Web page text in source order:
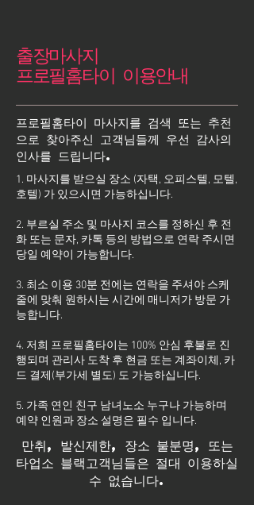
출장마사지
프로필홈타이 이용안내
프로필홈타이 마사지를 검색 또는 추천
으로 찾아주신 고객님들께 우선 감사의
인사를 드립니다.
1. 마사지를 받으실 장소 (자택, 오피스텔, 모텔,
호텔) 가 있으시면 가능하십니다.
2. 부르실 주소 및 마사지 코스를 정하신 후 전
화 또는 문자, 카톡 등의 방법으로 연락 주시면
당일 예약이 가능합니다.
3. 최소 이용 30분 전에는 연락을 주셔야 스케
줄에 맞춰 원하시는 시간에 매니저가 방문 가
능합니다.
4. 저희 프로필홈타이는 100% 안심 후불로 진
행되며 관리사 도착 후 현금 또는 계좌이체, 카
드 결제(부가세 별도) 도 가능하십니다.
5. 가족 연인 친구 남녀노소 누구나 가능하며
예약 인원과 장소 설명은 필수 입니다.
만취, 발신제한, 장소 불분명, 또는
타업소 블랙고객님들은 절대 이용하실
수 없습니다.